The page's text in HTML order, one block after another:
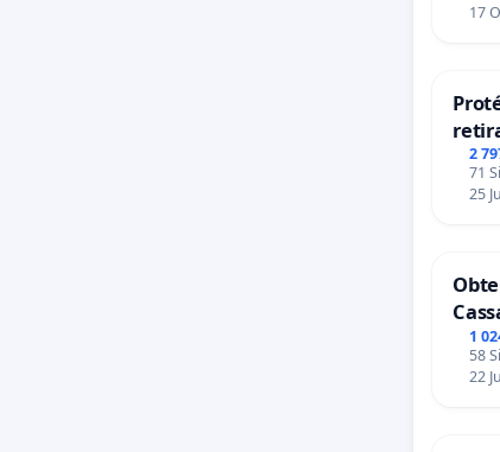
17
2
71
25
1
58
22